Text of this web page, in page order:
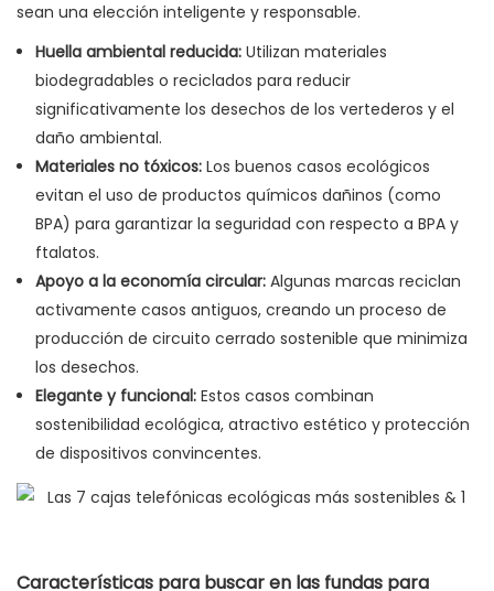
sean una elección inteligente y responsable.
Huella ambiental reducida: Utilizan materiales
biodegradables o reciclados para reducir
significativamente los desechos de los vertederos y el
daño ambiental.
Materiales no tóxicos: Los buenos casos ecológicos
evitan el uso de productos químicos dañinos (como
BPA) para garantizar la seguridad con respecto a BPA y
ftalatos.
Apoyo a la economía circular: Algunas marcas reciclan
activamente casos antiguos, creando un proceso de
producción de circuito cerrado sostenible que minimiza
los desechos.
Elegante y funcional: Estos casos combinan
sostenibilidad ecológica, atractivo estético y protección
de dispositivos convincentes.
Características para buscar en las fundas para